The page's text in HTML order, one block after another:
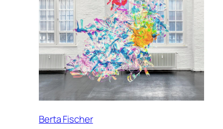
Berta Fischer